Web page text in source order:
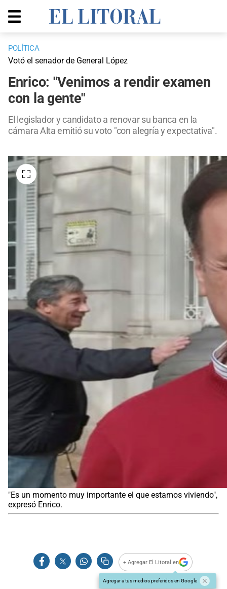
POLÍTICA
Votó el senador de General López
Enrico: "Venimos a rendir examen
con la gente"
El legislador y candidato a renovar su banca en la
cámara Alta emitió su voto "con alegría y expectativa".
"Es un momento muy importante el que estamos viviendo",
expresó Enrico.
+ Agregar El Litoral en
Agregar a tus medios preferidos en Google